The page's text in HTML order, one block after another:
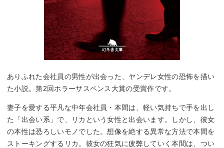
ありふれた会社員の男性が出会った、ヤンデレ女性の恐怖を描い
た小説。第2回ホラーサスペンス大賞の受賞作です。
妻子を愛する平凡な中年会社員・本間は、軽い気持ちで手を出し
た「出会い系」で、リカという女性と出会います。しかし、彼女
の本性は恐ろしいモノでした。想像を絶する異常な方法で本間を
ストーキングするリカ。彼女の狂気に疲弊していく本間は、つい